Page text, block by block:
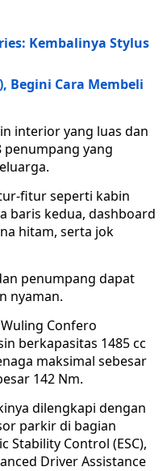
Kembalinya Stylus
Begini Cara Membeli
interior yang luas dan
yang
fitur seperti kabin
baris kedua, dashboard
hitam, serta jok
penumpang dapat
nyaman.
Confero
berkapasitas 1485 cc
maksimal sebesar
142 Nm.
dilengkapi dengan
parkir di bagian
Stability Control (ESC),
Driver Assistance